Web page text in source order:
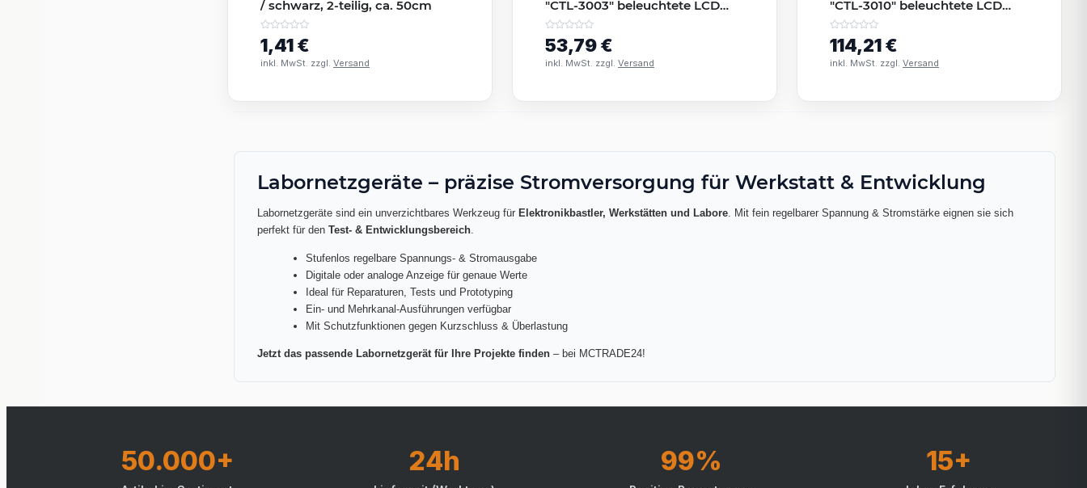
/ schwarz, 2-teilig, ca. 50cm
1,41 €
inkl. MwSt. zzgl. Versand
"CTL-3003" beleuchtete LCD
Anzeige, 0-30V, 0-3A
53,79 €
inkl. MwSt. zzgl. Versand
"CTL-3010" beleuchtete LCD
Anzeige, 0-30V, 0-10A
114,21 €
inkl. MwSt. zzgl. Versand
Labornetzgeräte – präzise Stromversorgung für Werkstatt & Entwicklung
Labornetzgeräte sind ein unverzichtbares Werkzeug für Elektronikbastler, Werkstätten und Labore. Mit fein regelbarer Spannung & Stromstärke eignen sie sich
perfekt für den Test- & Entwicklungsbereich.
Stufenlos regelbare Spannungs- & Stromausgabe
Digitale oder analoge Anzeige für genaue Werte
Ideal für Reparaturen, Tests und Prototyping
Ein- und Mehrkanal-Ausführungen verfügbar
Mit Schutzfunktionen gegen Kurzschluss & Überlastung
Jetzt das passende Labornetzgerät für Ihre Projekte finden – bei MCTRADE24!
50.000+ 24h 99% 15+